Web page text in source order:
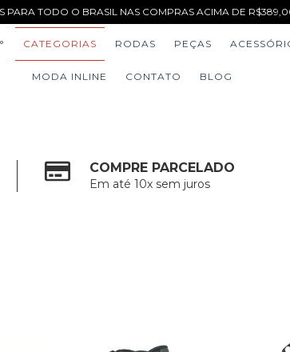
PARA TODO O BRASIL NAS COMPRAS ACIMA DE
CATEGORIAS RODAS PEÇAS
MODA INLINE CONTATO BLOG
COMPRE PARCELADO
Em até 10x sem juros